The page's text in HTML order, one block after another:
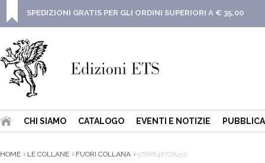
SPEDIZIONI GRATIS PER GLI ORDINI SUPERIORI A € 35,00
CHI SIAMO CATALOGO EVENTI E NOTIZIE
HOME LE COLLANE FUORI COLLANA 9788846728456